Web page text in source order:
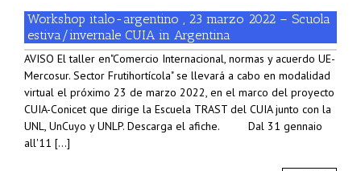
Workshop italo-argentino , 23 marzo 2022 – Scuola
estiva/invernale CUIA in Argentina
AVISO El taller en"Comercio Internacional, normas y acuerdo UE-
Mercosur. Sector Frutihortícola" se llevará a cabo en modalidad
virtual el próximo 23 de marzo 2022, en el marco del proyecto
CUIA-Conicet que dirige la Escuela TRAST del CUIA junto con la
UNL, UnCuyo y UNLP. Descarga el afiche. Dal 31 gennaio
all'11 [...]